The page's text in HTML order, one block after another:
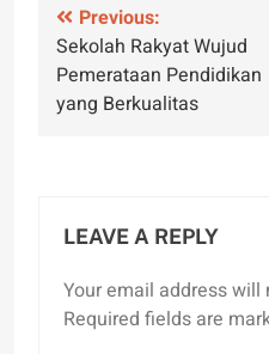
Post
navigation
Previous:
Sekolah Rakyat Wujud
Pemerataan Pendidikan
yang Berkualitas
LEAVE A REPLY
Your email address will
Required fields are